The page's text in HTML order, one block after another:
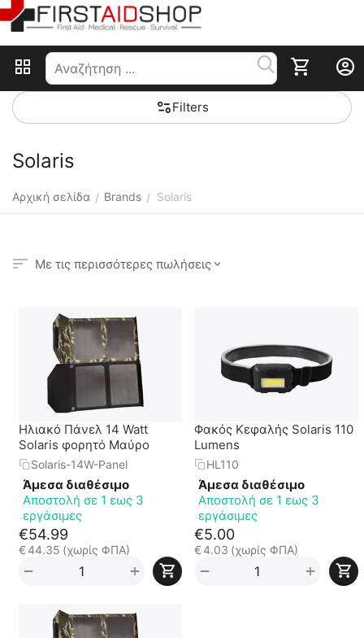
Filters
Solaris
Αρχική σελίδα / Brands / Solaris
Με τις περισσότερες πωλήσεις
Ηλιακό Πάνελ 14 Watt
Solaris φορητό Μαύρο
Solaris-14W-Panel
Άμεσα διαθέσιμο
Αποστολή σε 1 εως 3
εργάσιμες
€54.99
€44.35 (χωρίς ΦΠΑ)
+
−
Φακός Κεφαλής Solaris 110
Lumens
HL110
Άμεσα διαθέσιμο
Αποστολή σε 1 εως 3
εργάσιμες
€5.00
€4.03 (χωρίς ΦΠΑ)
+
−